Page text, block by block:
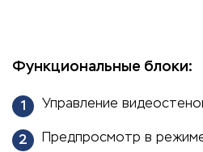
Функциональные блоки:
1 Управление
2 Предпросмотр в